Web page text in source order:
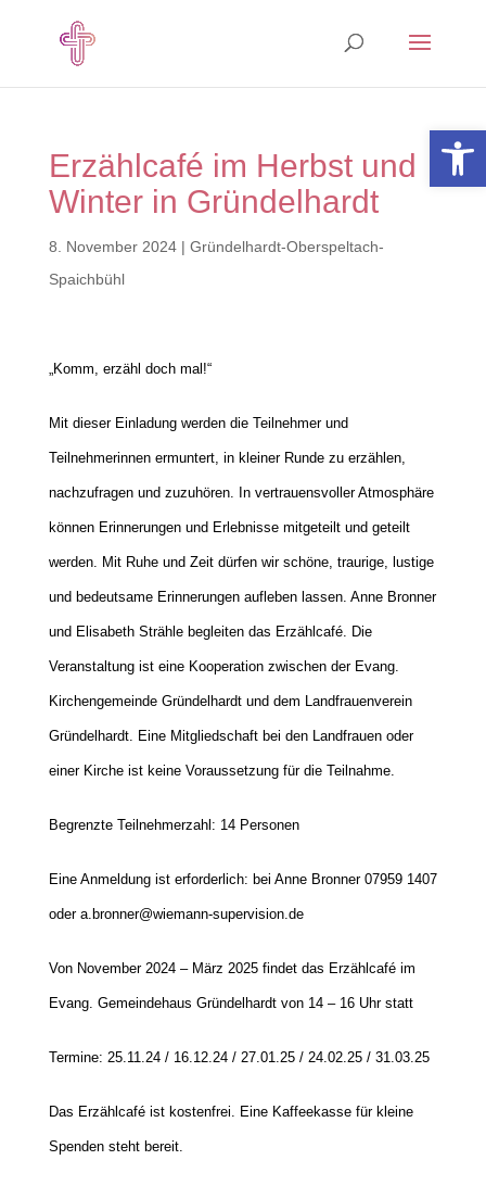
Erzählcafé im Herbst und
Winter in Gründelhardt
8. November 2024| Gründelhardt-Oberspeltach-
Spaichbühl
„Komm, erzähl doch mal!“
Mit dieser Einladung werden die Teilnehmer und
Teilnehmerinnen ermuntert, in kleiner Runde zu erzählen,
nachzufragen und zuzuhören. In vertrauensvoller Atmosphäre
können Erinnerungen und Erlebnisse mitgeteilt und geteilt
werden. Mit Ruhe und Zeit dürfen wir schöne, traurige, lustige
und bedeutsame Erinnerungen aufleben lassen. Anne Bronner
und Elisabeth Strähle begleiten das Erzählcafé. Die
Veranstaltung ist eine Kooperation zwischen der Evang.
Kirchengemeinde Gründelhardt und dem Landfrauenverein
Gründelhardt. Eine Mitgliedschaft bei den Landfrauen oder
einer Kirche ist keine Voraussetzung für die Teilnahme.
Begrenzte Teilnehmerzahl: 14 Personen
Eine Anmeldung ist erforderlich: bei Anne Bronner 07959 1407
oder a.bronner@wiemann-supervision.de
Von November 2024 – März 2025 findet das Erzählcafé im
Evang. Gemeindehaus Gründelhardt von 14 – 16 Uhr statt
Termine: 25.11.24 / 16.12.24 / 27.01.25 / 24.02.25 / 31.03.25
Das Erzählcafé ist kostenfrei. Eine Kaffeekasse für kleine
Spenden steht bereit.